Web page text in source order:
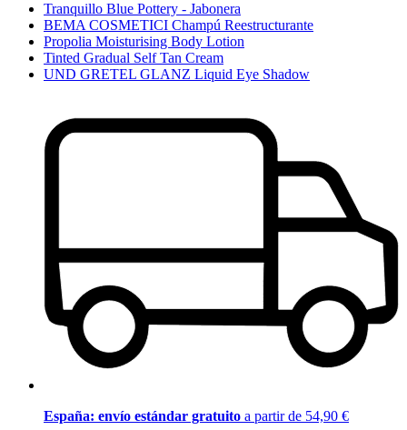
Tranquillo Blue Pottery - Jabonera
BEMA COSMETICI Champú Reestructurante
Propolia Moisturising Body Lotion
Tinted Gradual Self Tan Cream
UND GRETEL GLANZ Liquid Eye Shadow
España: envío estándar gratuito a partir de 54,90 €